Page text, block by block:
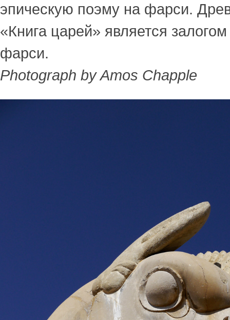
эпическую поэму на фарси.
«Книга царей» является
фарси.
Photograph by Amos Chapple